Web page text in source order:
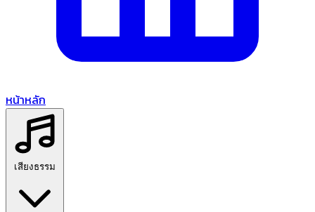
หน้าหลัก
เสียงธรรม